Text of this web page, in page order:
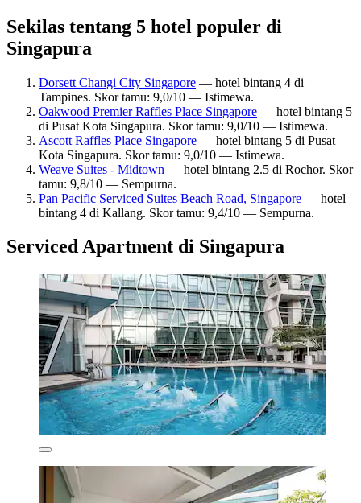
Sekilas tentang 5 hotel populer di
Singapura
Dorsett Changi City Singapore — hotel bintang 4 di
Tampines. Skor tamu: 9,0/10 — Istimewa.
Oakwood Premier Raffles Place Singapore — hotel bintang 5
di Pusat Kota Singapura. Skor tamu: 9,0/10 — Istimewa.
Ascott Raffles Place Singapore — hotel bintang 5 di Pusat
Kota Singapura. Skor tamu: 9,0/10 — Istimewa.
Weave Suites - Midtown — hotel bintang 2.5 di Rochor. Skor
tamu: 9,8/10 — Sempurna.
Pan Pacific Serviced Suites Beach Road, Singapore — hotel
bintang 4 di Kallang. Skor tamu: 9,4/10 — Sempurna.
Serviced Apartment di Singapura